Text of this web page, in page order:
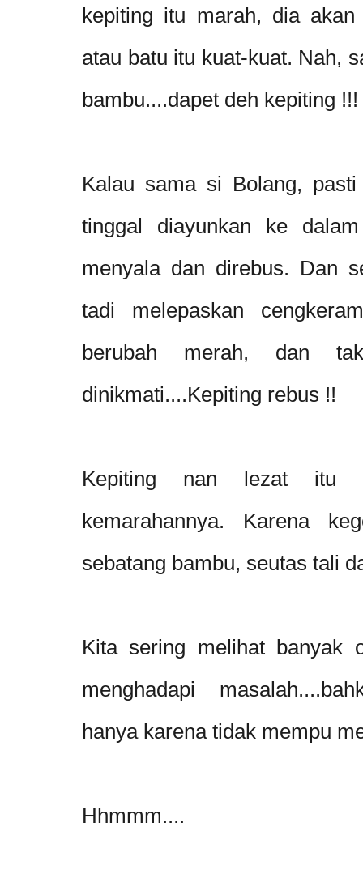
kepiting itu marah, dia akan
atau batu itu kuat-kuat. Nah,
bambu....dapet deh kepiting !!!
Kalau sama si Bolang,
tinggal diayunkan ke
menyala dan direbus. Dan
tadi melepaskan
berubah merah, dan
dinikmati....Kepiting rebus !!
Kepiting nan lezat itu
kemarahannya. Karena
sebatang bambu, seutas tali
Kita sering melihat banyak
menghadapi
hanya karena tidak mempu
Hhmmm....